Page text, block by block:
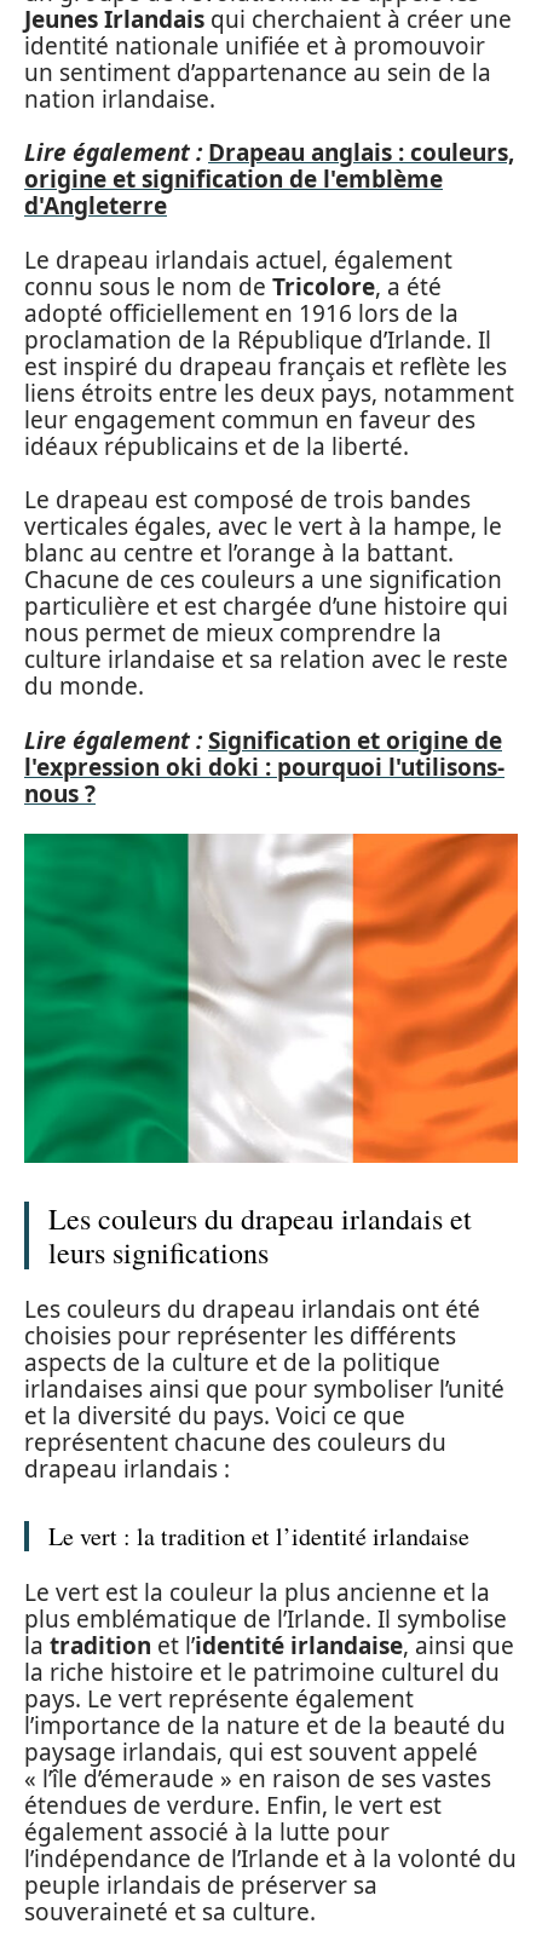
Jeunes Irlandais qui cherchaient à créer une
identité nationale unifiée et à promouvoir
un sentiment d’appartenance au sein de la
nation irlandaise.
Lire également : Drapeau anglais : couleurs,
origine et signification de l'emblème
d'Angleterre
Le drapeau irlandais actuel, également
connu sous le nom de Tricolore, a été
adopté officiellement en 1916 lors de la
proclamation de la République d’Irlande. Il
est inspiré du drapeau français et reflète les
liens étroits entre les deux pays, notamment
leur engagement commun en faveur des
idéaux républicains et de la liberté.
Le drapeau est composé de trois bandes
verticales égales, avec le vert à la hampe, le
blanc au centre et l’orange à la battant.
Chacune de ces couleurs a une signification
particulière et est chargée d’une histoire qui
nous permet de mieux comprendre la
culture irlandaise et sa relation avec le reste
du monde.
Lire également :Signification et origine de
l'expression oki doki : pourquoi l'utilisons-
nous ?
Les couleurs du drapeau irlandais et
leurs significations
Les couleurs du drapeau irlandais ont été
choisies pour représenter les différents
aspects de la culture et de la politique
irlandaises ainsi que pour symboliser l’unité
et la diversité du pays. Voici ce que
représentent chacune des couleurs du
drapeau irlandais :
Le vert : la tradition et l’identité irlandaise
Le vert est la couleur la plus ancienne et la
plus emblématique de l’Irlande. Il symbolise
la tradition et l’identité irlandaise, ainsi que
la riche histoire et le patrimoine culturel du
pays. Le vert représente également
l’importance de la nature et de la beauté du
paysage irlandais, qui est souvent appelé
« l’île d’émeraude » en raison de ses vastes
étendues de verdure. Enfin, le vert est
également associé à la lutte pour
l’indépendance de l’Irlande et à la volonté du
peuple irlandais de préserver sa
souveraineté et sa culture.